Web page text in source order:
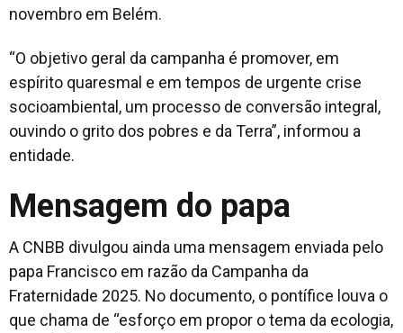
novembro em Belém.
“O objetivo geral da campanha é promover, em
espírito quaresmal e em tempos de urgente crise
socioambiental, um processo de conversão integral,
ouvindo o grito dos pobres e da Terra”, informou a
entidade.
Mensagem do papa
A CNBB divulgou ainda uma mensagem enviada pelo
papa Francisco em razão da Campanha da
Fraternidade 2025. No documento, o pontífice louva o
que chama de “esforço em propor o tema da ecologia,